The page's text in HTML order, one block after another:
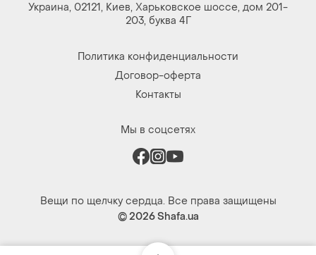
Украина, 02121, Киев, Харьковское шоссе, дом 201-
203, буква 4Г
Политика конфиденциальности
Договор-оферта
Контакты
Мы в соцсетях
Вещи по щелчку сердца. Все права защищены
© 2026Shafa.ua